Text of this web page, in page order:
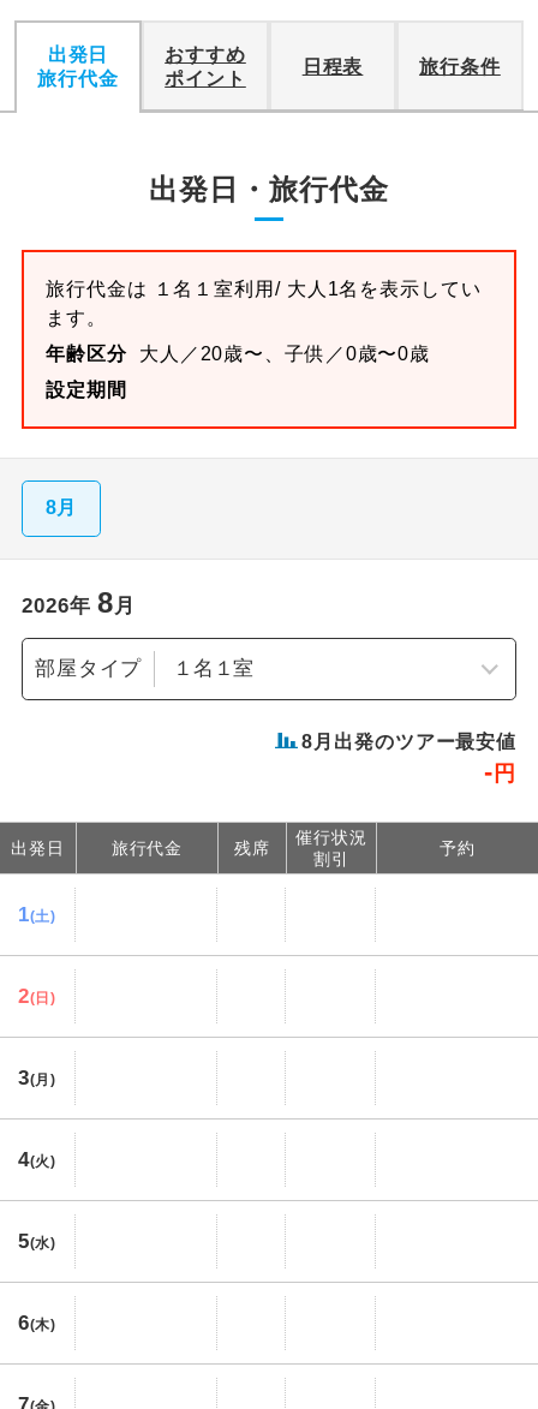
出発日
旅行代金
おすすめ
ポイント
日程表 旅行条件
出発日・旅行代金
旅行代金は １名１室利用/ 大人1名を表示してい
ます。
年齢区分
大人／20歳〜、子供／0歳〜0歳
設定期間
8月
2026年 8月
部屋タイプ
8 月出発のツアー最安値
- 円
出発日 旅行代金 残席
催行状況
割引
予約
1(土)
2(日)
3(月)
4(火)
5(水)
6(木)
7
ス2席利用
す。